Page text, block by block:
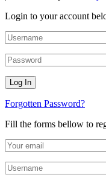
Login to your account
Forgotten Password?
Fill the forms bellow to